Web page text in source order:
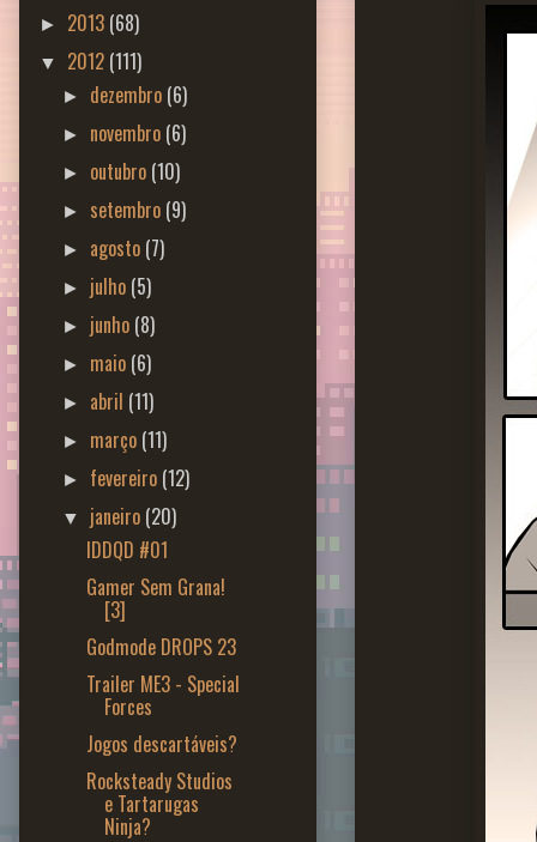
► 2013 (68)
▼ 2012 (111)
► dezembro (6)
► novembro (6)
► outubro (10)
► setembro (9)
► agosto (7)
► julho (5)
► junho (8)
► maio (6)
► abril (11)
► março (11)
► fevereiro (12)
▼ janeiro (20)
IDDQD #01
Gamer Sem Grana!
[3]
Godmode DROPS 23
Trailer ME3 - Special
Forces
Jogos descartáveis?
Rocksteady Studios
e Tartarugas
Ninja?